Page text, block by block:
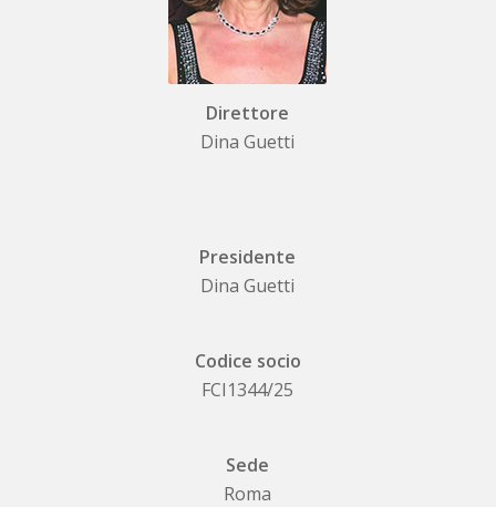
Direttore
Dina Guetti
Presidente
Dina Guetti
Codice socio
FCI1344/25
Sede
Roma